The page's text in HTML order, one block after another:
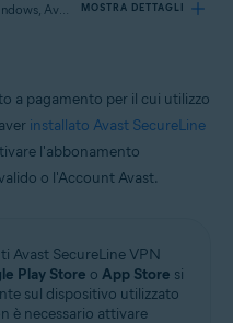
Si applica a Avast SecureLine VPN per Windows, Avast SecureLine VPN per Mac, Avast SecureLine VPN per Android, Avast SecureLine VPN per iOS MOSTRA DETTAGLI
/ Education
/ Education - 32/64 bit
- 32/64 bit
- 32/64 bit
a pagamento per il cui utilizzo
installato Avast SecureLine
l'abbonamento
o l'Account Avast.
Avast SecureLine VPN
Play Store o App Store si
sul dispositivo utilizzato
è necessario attivare